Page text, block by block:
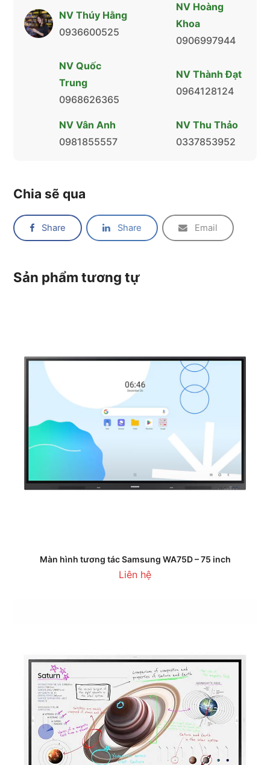
NV Thúy Hằng
0936600525
NV Hoàng
Khoa
0906997944
NV Quốc
Trung
0968626365
NV Thành Đạt
0964128124
NV Vân Anh
0981855557
NV Thu Thảo
0337853952
Chia sẽ qua
Share Share Email
Sản phẩm tương tự
Màn hình tương tác Samsung WA75D – 75 inch
Liên hệ